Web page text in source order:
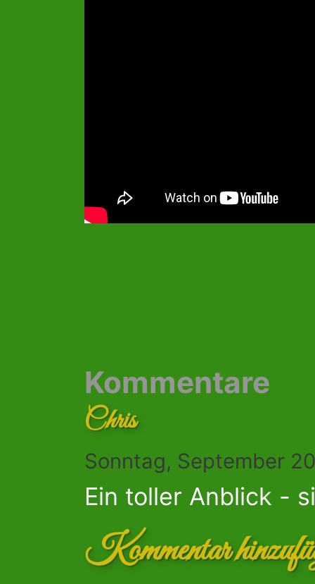
Kommentare
Chris
Sonntag, September
Ein toller Anblick -
Kommentar